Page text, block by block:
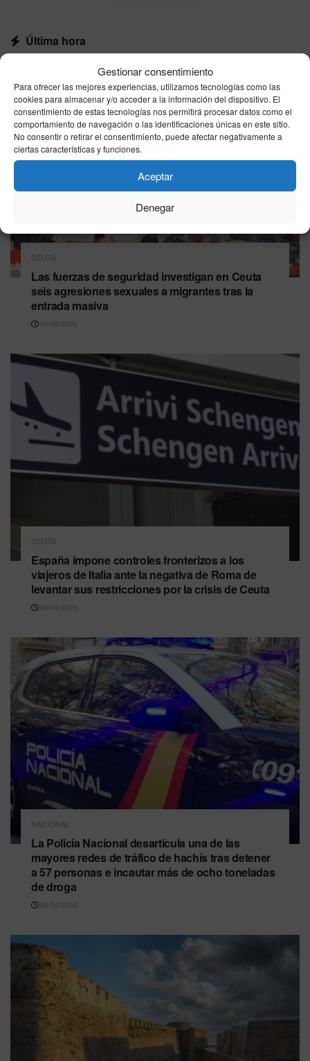
Gestionar consentimiento
Para ofrecer las mejores experiencias, utilizamos tecnologías como las
cookies para almacenar y/o acceder a la información del dispositivo. El
consentimiento de estas tecnologías nos permitirá procesar datos como el
comportamiento de navegación o las identificaciones únicas en este sitio.
No consentir o retirar el consentimiento, puede afectar negativamente a
ciertas características y funciones.
Aceptar
Denegar
Última hora
CEUTA
Las fuerzas de seguridad investigan en Ceuta
seis agresiones sexuales a migrantes tras la
entrada masiva
08/08/2026
CEUTA
España impone controles fronterizos a los
viajeros de Italia ante la negativa de Roma de
levantar sus restricciones por la crisis de Ceuta
08/08/2026
NACIONAL
La Policía Nacional desarticula una de las
mayores redes de tráfico de hachís tras detener
a 57 personas e incautar más de ocho toneladas
de droga
08/08/2026